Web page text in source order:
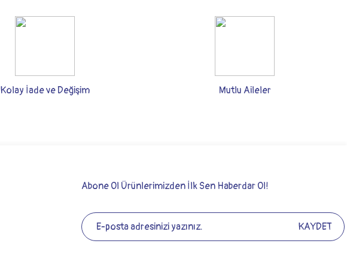
Kolay İade ve Değişim Mutlu Aileler
Abone Ol Ürünlerimizden İlk Sen Haberdar Ol!
KAYDET